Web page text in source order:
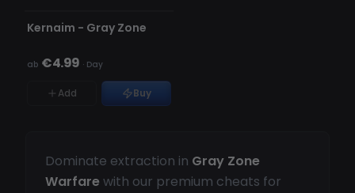
Dominate extraction in Gray Zone
Warfare with our premium cheats for
NICHT AUF LAGER
Kernaim - Gray Zone
ab €4.99 · Day
Add Buy